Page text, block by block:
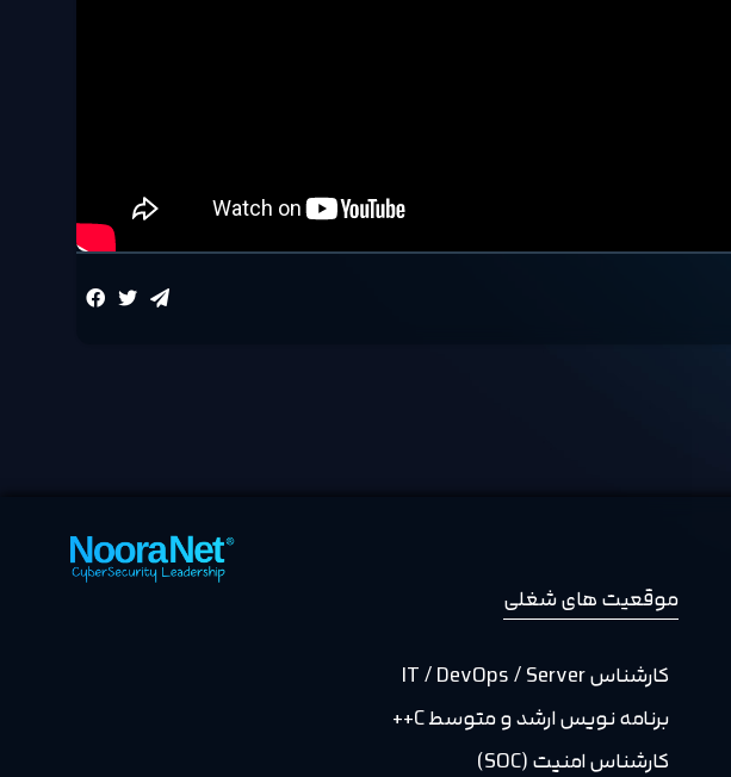
موقعیت های شغلی
کارشناس IT / DevOps / Server
برنامه نویس ارشد و متوسط C++
کارشناس امنیت (SOC)